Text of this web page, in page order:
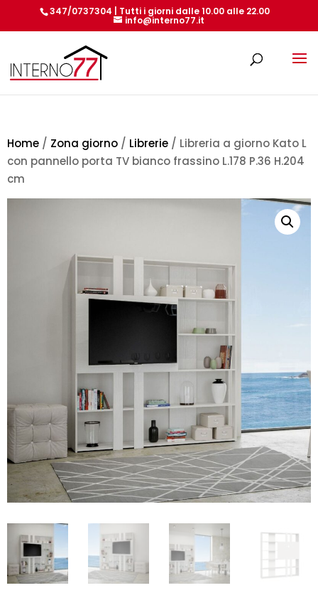
347/0737304 | Tutti i giorni dalle 10.00 alle 22.00
info@interno77.it
Home / Zona giorno / Librerie / Libreria a giorno Kato L
con pannello porta TV bianco frassino L.178 P.36 H.204
cm